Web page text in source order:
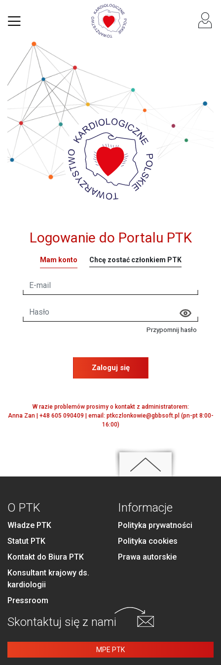
Logowanie do Portalu PTK
Mam konto Chcę zostać członkiem PTK
Przypomnij hasło
Zaloguj się
W razie problemów prosimy o kontakt z administratorem:
Anna Zan | +48 605 090409 | email: ptkczlonkowie@gbbsoft.pl (pn-pt 8:00-
16:00)
O PTK
Władze PTK
Statut PTK
Kontakt do Biura PTK
Konsultant krajowy ds.
kardiologii
Pressroom
Informacje
Polityka prywatności
Polityka cookies
Prawa autorskie
Skontaktuj się z nami
MPE PTK